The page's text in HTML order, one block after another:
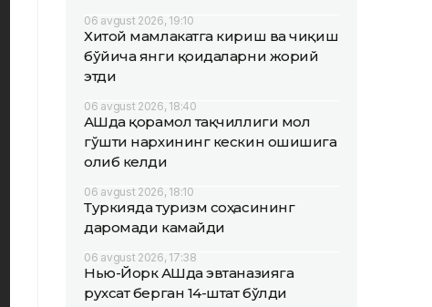
06 avgust 2026, 19:10
Хитой мамлакатга кириш ва чиқиш
бўйича янги қоидаларни жорий
этди
06 avgust 2026, 18:40
АҚШда қорамол тақчиллиги мол
гўшти нархининг кескин ошишига
олиб келди
06 avgust 2026, 18:10
Туркияда туризм соҳасининг
даромади камайди
06 avgust 2026, 17:38
Нью-Йорк АҚШда эвтаназияга
рухсат берган 14-штат бўлди